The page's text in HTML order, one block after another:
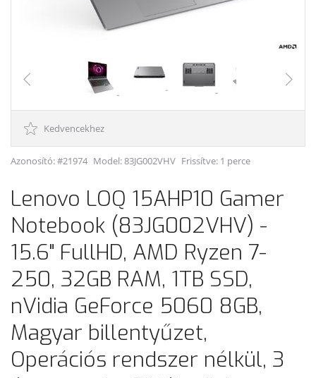
Kedvencekhez
Azonosító: #21974 Model:83JG002VHV Frissítve: 1 perce
Lenovo LOQ 15AHP10 Gamer
Notebook (83JG002VHV) -
15.6" FullHD, AMD Ryzen 7-
250, 32GB RAM, 1TB SSD,
nVidia GeForce 5060 8GB,
Magyar billentyűzet,
Operációs rendszer nélkül, 3